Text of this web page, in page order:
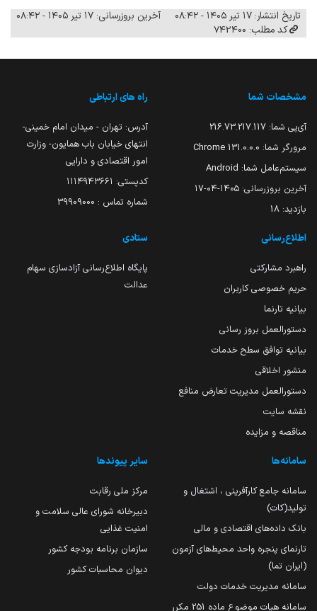
تاریخ انتشار: ۱۷ تیر ۱۴۰۵ - ۰۸:۴۲
آخرین بروزرسانی: ۱۷ تیر ۱۴۰۵ - ۰۸:۴۲
کد مطلب: 742400
مشخصات شما
آی‌پی شما: 216.73.217.117
مرورگر شما: 131.0.0.0 Chrome
سیستم‌عامل شما: Android
آخرین بروزرسانی: ۱۴۰۵-۰۴-۱۷
بازدید: 18
راه های ارتباطی
آدرس: تهران - میدان امام خمینی-
انتهای خیابان باب همایون- وزارت
امور اقتصادی و دارایی
کدپستی: ۱۱۱۴۹۴۳۶۶۱
شماره تماس : 39909000
اطلاع‌رسانی
راهبرد مشارکتی
حریم خصوصی کاربران
بیانیه تارنما
دستورالعمل بروز رسانی
بیانیه توافق سطح خدمات
منشور اخلاقی
دستورالعمل مدیریت تعارض منافع
نقشه سایت
مناقصه و مزایده
ستادی
پایگاه اطلاع‌رسانی آزادسازی سهام
عدالت
سامانه‌ها
سامانه جامع کارآفرینی ، اشتغال و
تولید(کات)
بانک داده‌های اقتصادی و مالی
تارنمای پنجره واحد محیط‌های آزمون
(ایران تما)
سامانه مدیریت خدمات دولت
سامانه هیات موضوع ماده 251 مکرر
سایر پیوندها
مرکز ملی رقابت
دبیرخانه شورای عالی سلامت و
امنیت غذایی
سازمان برنامه بودجه کشور
دیوان محاسبات کشور